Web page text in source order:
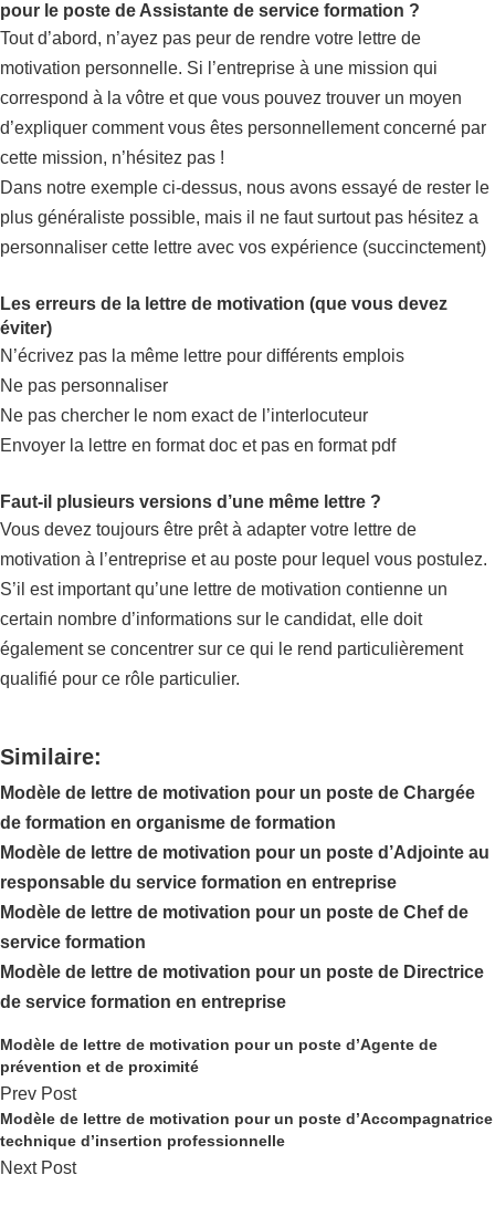
pour le poste de Assistante de service formation ?
Tout d’abord, n’ayez pas peur de rendre votre lettre de
motivation personnelle. Si l’entreprise à une mission qui
correspond à la vôtre et que vous pouvez trouver un moyen
d’expliquer comment vous êtes personnellement concerné par
cette mission, n’hésitez pas !
Dans notre exemple ci-dessus, nous avons essayé de rester le
plus généraliste possible, mais il ne faut surtout pas hésitez a
personnaliser cette lettre avec vos expérience (succinctement)
Les erreurs de la lettre de motivation (que vous devez
éviter)
N’écrivez pas la même lettre pour différents emplois
Ne pas personnaliser
Ne pas chercher le nom exact de l’interlocuteur
Envoyer la lettre en format doc et pas en format pdf
Faut-il plusieurs versions d’une même lettre ?
Vous devez toujours être prêt à adapter votre lettre de
motivation à l’entreprise et au poste pour lequel vous postulez.
S’il est important qu’une lettre de motivation contienne un
certain nombre d’informations sur le candidat, elle doit
également se concentrer sur ce qui le rend particulièrement
qualifié pour ce rôle particulier.
Similaire:
Modèle de lettre de motivation pour un poste de Chargée
de formation en organisme de formation
Modèle de lettre de motivation pour un poste d’Adjointe au
responsable du service formation en entreprise
Modèle de lettre de motivation pour un poste de Chef de
service formation
Modèle de lettre de motivation pour un poste de Directrice
de service formation en entreprise
Modèle de lettre de motivation pour un poste d’Agente de
prévention et de proximité
Prev Post
Modèle de lettre de motivation pour un poste d’Accompagnatrice
technique d’insertion professionnelle
Next Post